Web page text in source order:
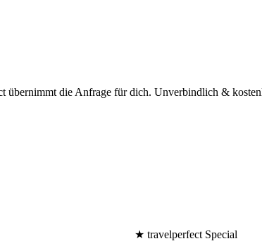
übernimmt die Anfrage für dich. Unverbindlich &
★ travelperfect Special